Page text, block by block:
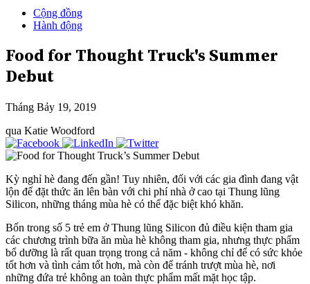
Cộng đồng
Hành động
Food for Thought Truck's Summer
Debut
Tháng Bảy 19, 2019
qua Katie Woodford
Kỳ nghỉ hè đang đến gần! Tuy nhiên, đối với các gia đình đang vật
lộn để đặt thức ăn lên bàn với chi phí nhà ở cao tại Thung lũng
Silicon, những tháng mùa hè có thể đặc biệt khó khăn.
Bốn trong số 5 trẻ em ở Thung lũng Silicon đủ điều kiện tham gia
các chương trình bữa ăn mùa hè không tham gia, nhưng thực phẩm
bổ dưỡng là rất quan trọng trong cả năm - không chỉ để có sức khỏe
tốt hơn và tình cảm tốt hơn, mà còn để tránh trượt mùa hè, nơi
những đứa trẻ không an toàn thực phẩm mất mặt học tập.